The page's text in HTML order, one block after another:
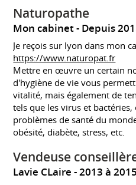
Naturopathe
Mon cabinet Depuis
Je reçois sur lyon dans mon
https://www.naturopat.fr
Mettre en œuvre un certain
d'hygiène de vie vous
vitalité, mais également de
tels que les virus et
problèmes de santé du
obésité, diabète, stress, etc.
Vendeuse
Lavie CLaire 2013 à 2015